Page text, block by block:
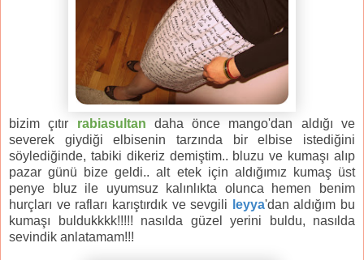
bizim çıtır rabiasultan daha önce mango'dan aldığı ve
severek giydiği elbisenin tarzında bir elbise istediğini
söylediğinde, tabiki dikeriz demiştim.. bluzu ve kumaşı alıp
pazar günü bize geldi.. alt etek için aldığımız kumaş üst
penye bluz ile uyumsuz kalınlıkta olunca hemen benim
hurçları ve rafları karıştırdık ve sevgili
leyya'dan aldığım bu
kumaşı buldukkkk!!!!! nasılda güzel yerini buldu, nasılda
sevindik anlatamam!!!